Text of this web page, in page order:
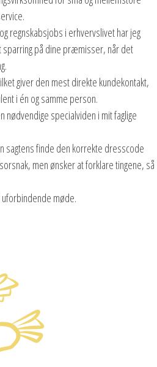
regnskabsjobs i erhvervslivet har jeg
sparring på dine præmisser, når det
giver den mest direkte kundekontakt,
i én og samme person.
nødvendige specialviden i mit faglige
sagtens finde den korrekte dresscode
men ønsker at forklare tingene, så
møde.